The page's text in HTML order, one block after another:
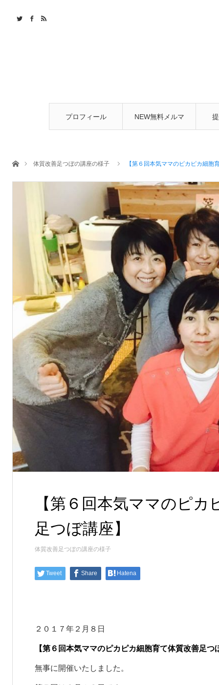
プロフィール NEW無料メルマ
ホーム体質改善足つぼの講座の様子 【第６回本気ママのピカピカ細胞
【第６回本気ママのピ
足つぼ講座】
体質改善足つぼの講座の様子
Tweet Share Hatena
２０１７年２月８日
【第６回本気ママのピカピカ細胞育て体質改善足つ
無事に開催いたしました。